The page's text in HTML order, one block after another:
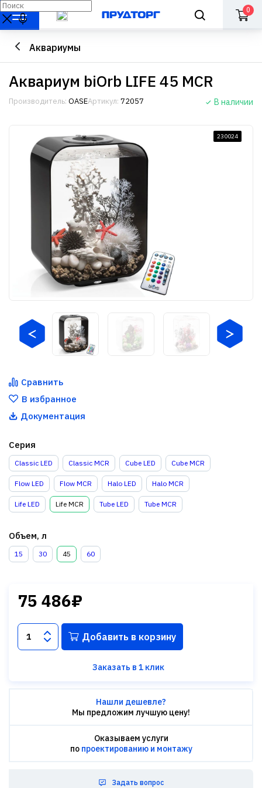
0
Аквариумы
Аквариум biOrb LIFE 45 MCR
Производитель: OASEАртикул: 72057 В наличии
230024
Сравнить
В избранное
Документация
Серия
Classic LED Classic MCR Cube LED Cube MCR
Flow LED Flow MCR Halo LED Halo MCR
Life LED Life MCR Tube LED Tube MCR
Объем, л
15 30 45 60
75 486₽
Добавить в корзину
Заказать в 1 клик
Нашли дешевле?
Мы предложим лучшую цену!
Оказываем услуги
по проектированию и монтажу
Задать вопрос